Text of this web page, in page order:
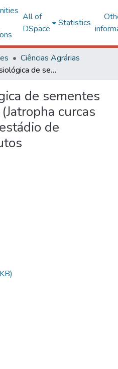
All of
DSpace
Statistics
Ciências Agrárias
Qualidade fisiológica de sementes de pinhão manso (Jatropha curcas L.) em função do estádio de maturação dos frutos
de sementes
curcas
de